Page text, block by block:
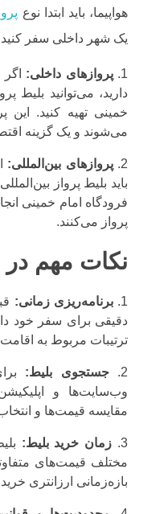
هواپیما، باید ابتدا نوع
یک شهر داخلی سفر کنید
پروازهای داخلی:
خمینی تهیه کنید. این
می‌شوند و یک گزینه
پروازهای بین‌المللی:
فرودگاه امام خمینی
پرواز می‌کنند.
نکات مهم در
برنامه‌ریزی زمانی:
دقیقی برای سفر خود
ترتیبات مربوط به
جستجوی بلیط:
وب‌سایت‌ها و
مقایسه قیمت‌ها و
زمان خرید بلیط:
مختلف قیمت‌های
بازه‌زمانی ارزانتری